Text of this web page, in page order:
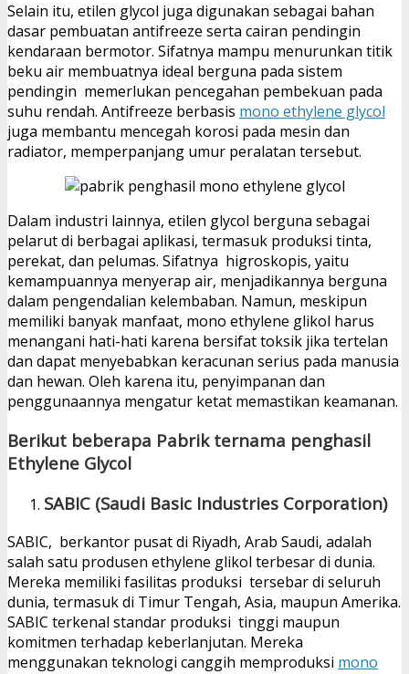
Selain itu, etilen glycol juga digunakan sebagai bahan
dasar pembuatan antifreeze serta cairan pendingin
kendaraan bermotor. Sifatnya mampu menurunkan titik
beku air membuatnya ideal berguna pada sistem
pendingin memerlukan pencegahan pembekuan pada
suhu rendah. Antifreeze berbasis mono ethylene glycol
juga membantu mencegah korosi pada mesin dan
radiator, memperpanjang umur peralatan tersebut.
Dalam industri lainnya, etilen glycol berguna sebagai
pelarut di berbagai aplikasi, termasuk produksi tinta,
perekat, dan pelumas. Sifatnya higroskopis, yaitu
kemampuannya menyerap air, menjadikannya berguna
dalam pengendalian kelembaban. Namun, meskipun
memiliki banyak manfaat, mono ethylene glikol harus
menangani hati-hati karena bersifat toksik jika tertelan
dan dapat menyebabkan keracunan serius pada manusia
dan hewan. Oleh karena itu, penyimpanan dan
penggunaannya mengatur ketat memastikan keamanan.
Berikut beberapa Pabrik ternama penghasil
Ethylene Glycol
SABIC (Saudi Basic Industries Corporation)
SABIC, berkantor pusat di Riyadh, Arab Saudi, adalah
salah satu produsen ethylene glikol terbesar di dunia.
Mereka memiliki fasilitas produksi tersebar di seluruh
dunia, termasuk di Timur Tengah, Asia, maupun Amerika.
SABIC terkenal standar produksi tinggi maupun
komitmen terhadap keberlanjutan. Mereka
menggunakan teknologi canggih memproduksi mono